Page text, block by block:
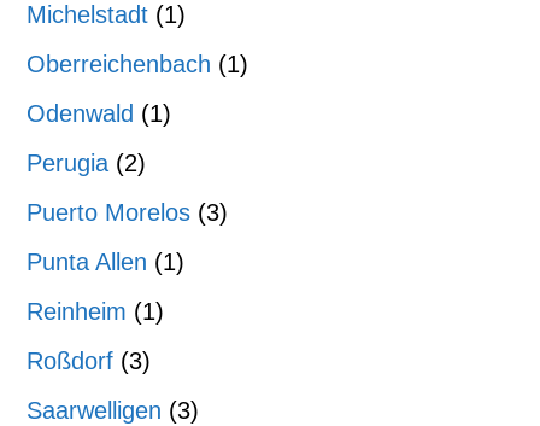
Michelstadt (1)
Oberreichenbach (1)
Odenwald (1)
Perugia (2)
Puerto Morelos (3)
Punta Allen (1)
Reinheim (1)
Roßdorf (3)
Saarwelligen (3)